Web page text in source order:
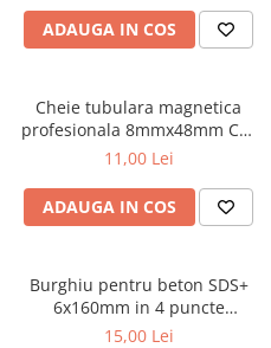
ADAUGA IN COS
Cheie tubulara magnetica
profesionala 8mmx48mm CR-
V Draumet
11,00 Lei
ADAUGA IN COS
Burghiu pentru beton SDS+
6x160mm in 4 puncte
PROFESIONAL Draumet
15,00 Lei